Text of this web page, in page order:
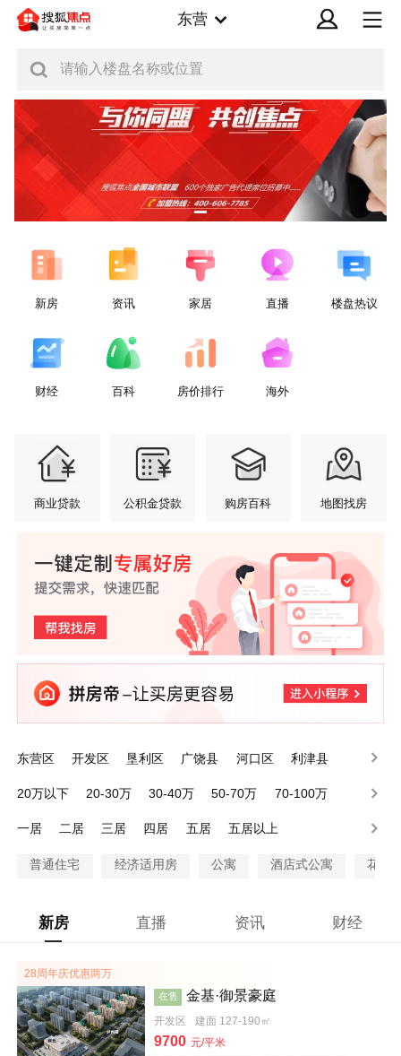
东营
请输入楼盘名称或位置
新房 资讯 家居 直播 楼盘热议
财经 百科 房价排行 海外
商业贷款 公积金贷款 购房百科 地图找房
东营区 开发区 垦利区 广饶县 河口区 利津县
20万以下 20-30万 30-40万 50-70万
70-100万
一居
二居 三居 四居 五居 五居以上
普通住宅 经济适用房 公寓 酒店式公寓 花园
新房 直播 资讯 财经
28周年庆优惠两万
在售 金基·御景豪庭
开发区 建面 127-190㎡
9700 元/平米